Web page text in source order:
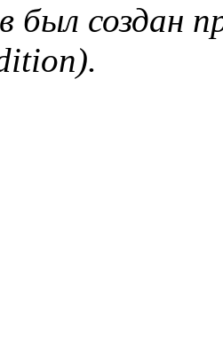
был создан